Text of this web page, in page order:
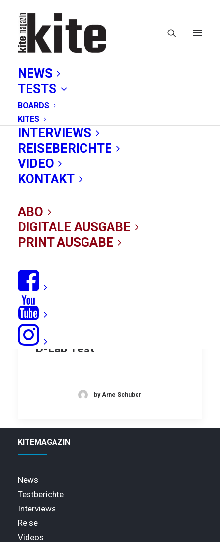
NEWS
TESTS
BOARDS
KITES
INTERVIEWS
REISEBERICHTE
VIDEO
KONTAKT
ABO
DIGITALE AUSGABE
PRINT AUSGABE
D-Lab
Flautenkiller: Duotone Juice
D-Lab Test
by Arne Schuber
KITEMAGAZIN
News
Testberichte
Interviews
Reise
Videos